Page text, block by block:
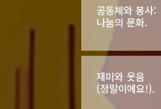
공동체와 봉사:
나눔의 문화.
재미와 웃음
(정말이에요!).